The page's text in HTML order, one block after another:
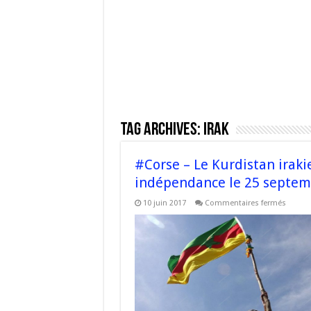
Tag Archives: Irak
#Corse – Le Kurdistan
indépendance le 25
10 juin 2017 Commentaires ferméssur
son